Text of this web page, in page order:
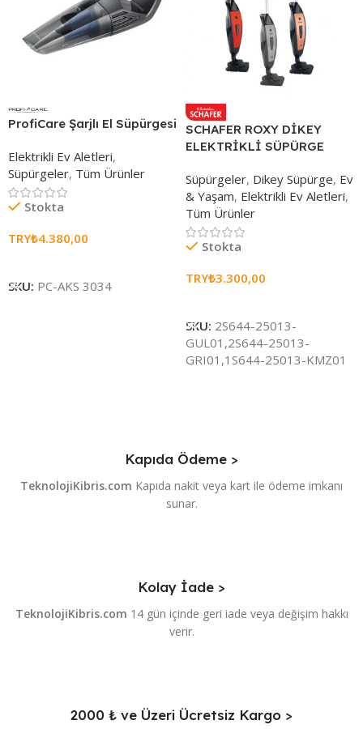
ProfiCare Şarjlı El Süpürgesi
Elektrikli Ev Aletleri,
Süpürgeler, Tüm Ürünler
Stokta
TRY₺4.380,00
SKU: PC-AKS 3034
SCHAFER ROXY DİKEY
ELEKTRİKLİ SÜPÜRGE
Süpürgeler, Dikey Süpürge, Ev
& Yaşam, Elektrikli Ev Aletleri,
Tüm Ürünler
Stokta
TRY₺3.300,00
SKU: 2S644-25013-
GUL01,2S644-25013-
GRI01,1S644-25013-KMZ01
Kapıda Ödeme >
TeknolojiKibris.com Kapıda nakit veya kart ile ödeme imkanı
sunar.
Kolay İade >
TeknolojiKibris.com 14 gün içinde geri iade veya değişim hakkı
verir.
2000 ₺ ve Üzeri Ücretsiz Kargo >